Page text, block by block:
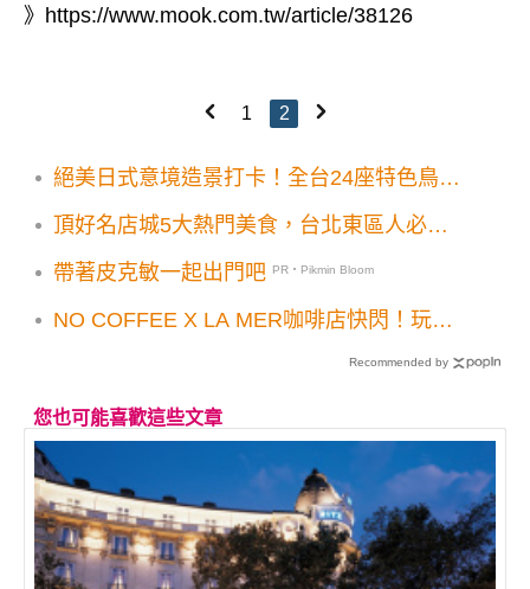
》 https://www.mook.com.tw/article/38126
1 2
絕美日式意境造景打卡！全台24座特色鳥居
頂好名店城5大熱門美食，台北東區人必吃
帶著皮克敏一起出門吧 PR・Pikmin Bloom
NO COFFEE X LA MER咖啡店快閃！玩扭
Recommended by
您也可能喜歡這些文章